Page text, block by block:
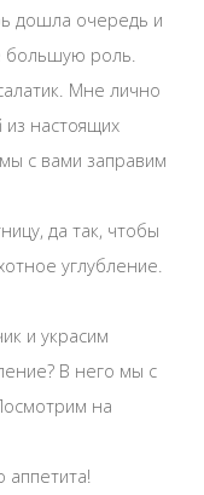
дошла очередь и
большую роль.
Мне лично
настоящих
с вами заправим
да так, чтобы
углубление.
и украсим
В него мы с
на
аппетита!